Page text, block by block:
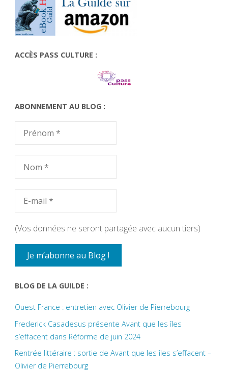
ACCÈS PASS CULTURE :
ABONNEMENT AU BLOG :
(Vos données ne seront partagée avec aucun tiers)
BLOG DE LA GUILDE :
Ouest France : entretien avec Olivier de Pierrebourg
Frederick Casadesus présente Avant que les îles
s’effacent dans Réforme de juin 2024
Rentrée littéraire : sortie de Avant que les îles s’effacent –
Olivier de Pierrebourg